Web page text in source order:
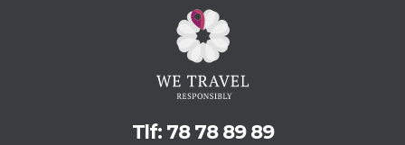
Tlf: 78 78 89 89